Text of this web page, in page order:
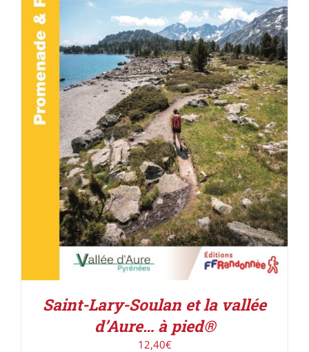
ACHETER LE PRODUIT / DÉTAILS
Saint-Lary-Soulan et la vallée
d’Aure… à pied®
12,40€